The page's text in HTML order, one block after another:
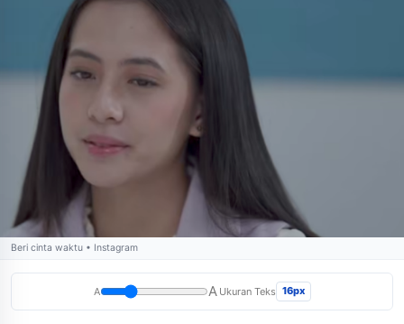
Beri cinta waktu • Instagram
A A Ukuran Teks 16px